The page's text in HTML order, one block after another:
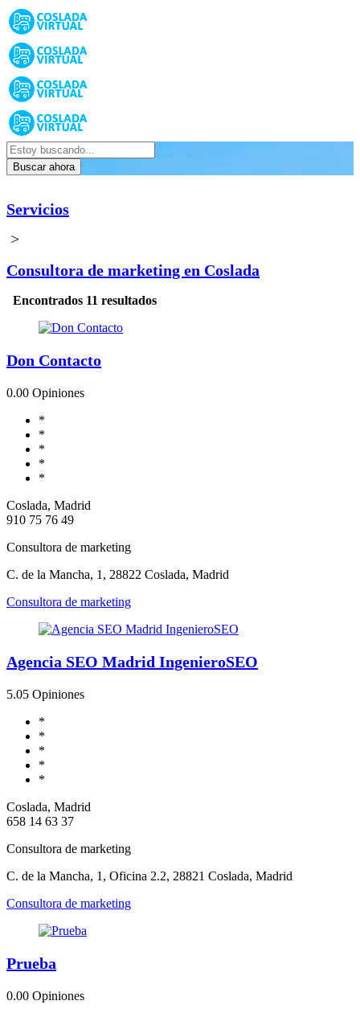
Buscar ahora
Servicios
>
Consultora de marketing en Coslada
Encontrados 11 resultados
Don Contacto
0.00 Opiniones
*
*
*
*
*
Coslada, Madrid
910 75 76 49
Consultora de marketing
C. de la Mancha, 1, 28822 Coslada, Madrid
Consultora de marketing
Agencia SEO Madrid IngenieroSEO
5.05 Opiniones
*
*
*
*
*
Coslada, Madrid
658 14 63 37
Consultora de marketing
C. de la Mancha, 1, Oficina 2.2, 28821 Coslada, Madrid
Consultora de marketing
Prueba
0.00 Opiniones